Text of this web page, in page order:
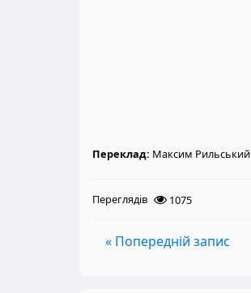
Переклад: Максим Рильський
Переглядів 1075
« Попередній запис